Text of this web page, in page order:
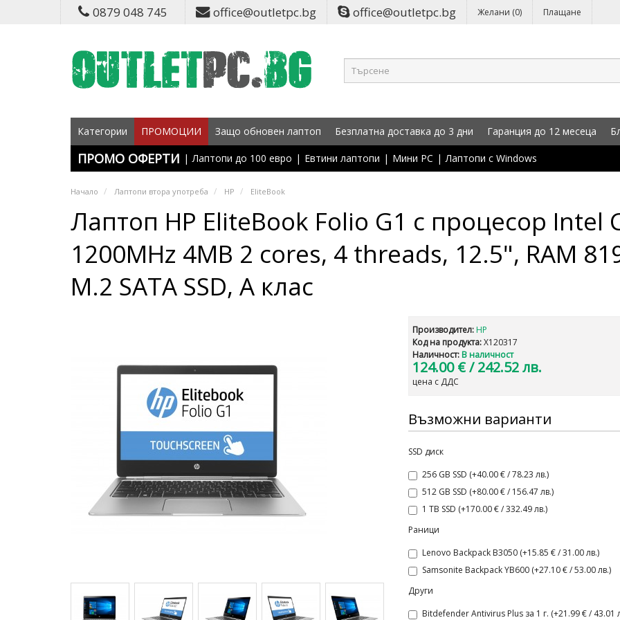
0879 048 745 office@outletpc.bg office@outletpc.bg Желани (0) Плащане
Категории ПРОМОЦИИ Защо обновен лаптоп Безплатна доставка до 3 дни Гаранция до 12 месеца
ПРОМО ОФЕРТИ | Лаптопи до 100 евро | Евтини лаптопи | Мини PC | Лаптопи с Windows
Начало Лаптопи втора употреба HP EliteBook
Лаптоп HP EliteBook Folio G1 с процесор Intel
1200MHz 4MB 2 cores, 4 threads, 12.5", RAM
M.2 SATA SSD, A клас
Производител: HP
Код на продукта: X120317
Наличност: В наличност
124.00 € / 242.52 лв.
цена с ДДС
Възможни варианти
SSD диск
256 GB SSD (+40.00 € / 78.23 лв.)
512 GB SSD (+80.00 € / 156.47 лв.)
1 TB SSD (+170.00 € / 332.49 лв.)
Раници
Lenovo Backpack B3050 (+15.85 € / 31.00 лв.)
Samsonite Backpack YB600 (+27.10 € / 53.00 лв.)
Други
Bitdefender Antivirus Plus за 1 г. (+21.99 € / 43.01